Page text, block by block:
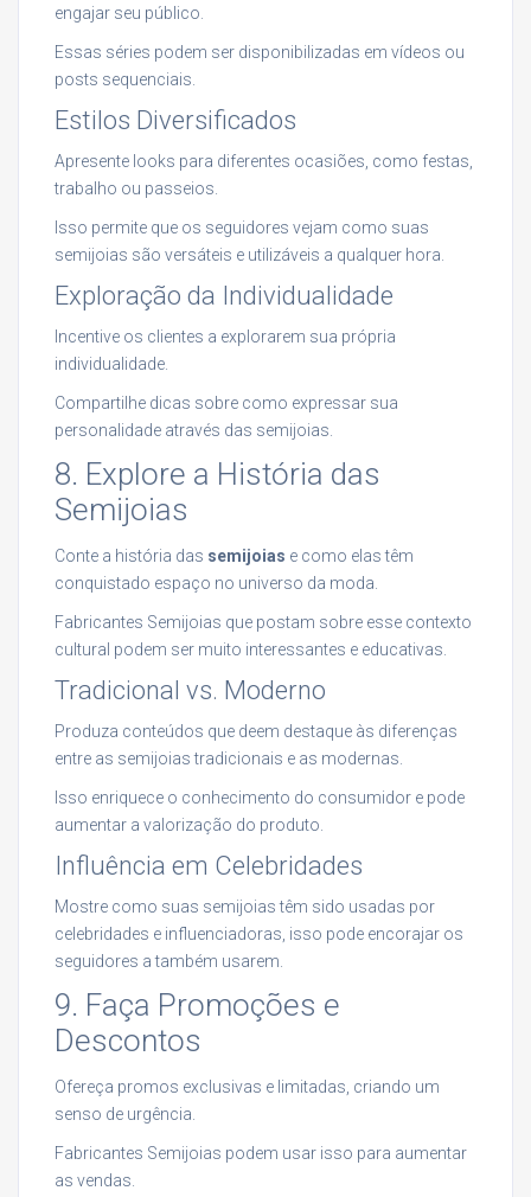
engajar seu público.
Essas séries podem ser disponibilizadas em vídeos ou
posts sequenciais.
Estilos Diversificados
Apresente looks para diferentes ocasiões, como festas,
trabalho ou passeios.
Isso permite que os seguidores vejam como suas
semijoias são versáteis e utilizáveis a qualquer hora.
Exploração da Individualidade
Incentive os clientes a explorarem sua própria
individualidade.
Compartilhe dicas sobre como expressar sua
personalidade através das semijoias.
8. Explore a História das
Semijoias
Conte a história das semijoias e como elas têm
conquistado espaço no universo da moda.
Fabricantes Semijoias que postam sobre esse contexto
cultural podem ser muito interessantes e educativas.
Tradicional vs. Moderno
Produza conteúdos que deem destaque às diferenças
entre as semijoias tradicionais e as modernas.
Isso enriquece o conhecimento do consumidor e pode
aumentar a valorização do produto.
Influência em Celebridades
Mostre como suas semijoias têm sido usadas por
celebridades e influenciadoras, isso pode encorajar os
seguidores a também usarem.
9. Faça Promoções e
Descontos
Ofereça promos exclusivas e limitadas, criando um
senso de urgência.
Fabricantes Semijoias podem usar isso para aumentar
as vendas.